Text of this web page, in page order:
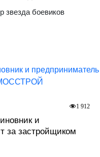
звезда боевиков
и
за застройщиком
1 912